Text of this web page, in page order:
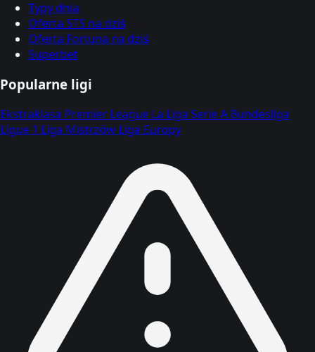
Typy dnia
Oferta STS na dziś
Oferta Fortuna na dziś
Superbet
Popularne ligi
Ekstraklasa Premier League La Liga Serie A Bundesliga
Ligue 1 Liga Mistrzów Liga Europy